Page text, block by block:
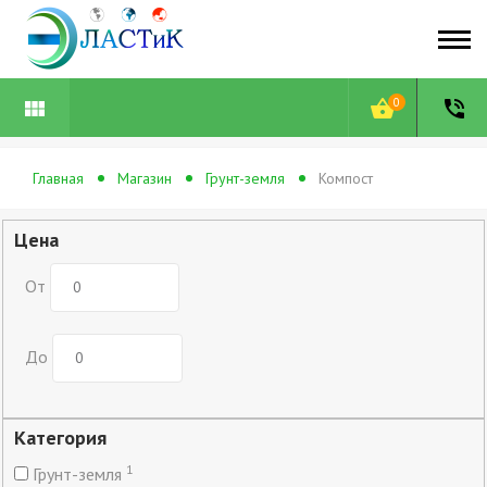
shopping_basket0 phone_in_talk
Главная Магазин Грунт-земля Компост
Цена
От
До
Категория
Грунт-земля 1
view_module